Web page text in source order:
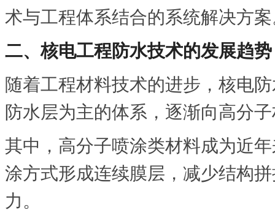
术与工程体系结合的系统解决方
二、核电工程防水技术的发展趋势
随着工程材料技术的进步，核电
防水层为主的体系，逐渐向高分
其中，高分子喷涂类材料成为近
涂方式形成连续膜层，减少结构
力。